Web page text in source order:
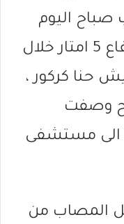
صباح اليوم
الاحد جراء سقوطه عن ارتفاع 5 امتار خلال
حنا كركور ،
وصفت
الى مستشفى
المصاب من